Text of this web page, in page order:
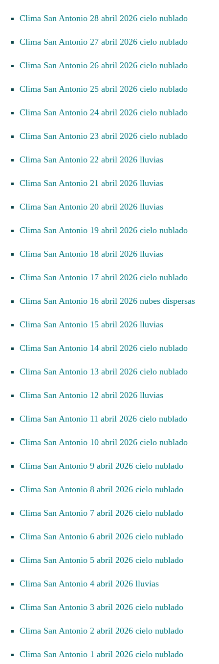
Clima San Antonio 28 abril 2026 cielo nublado
Clima San Antonio 27 abril 2026 cielo nublado
Clima San Antonio 26 abril 2026 cielo nublado
Clima San Antonio 25 abril 2026 cielo nublado
Clima San Antonio 24 abril 2026 cielo nublado
Clima San Antonio 23 abril 2026 cielo nublado
Clima San Antonio 22 abril 2026 lluvias
Clima San Antonio 21 abril 2026 lluvias
Clima San Antonio 20 abril 2026 lluvias
Clima San Antonio 19 abril 2026 cielo nublado
Clima San Antonio 18 abril 2026 lluvias
Clima San Antonio 17 abril 2026 cielo nublado
Clima San Antonio 16 abril 2026 nubes dispersas
Clima San Antonio 15 abril 2026 lluvias
Clima San Antonio 14 abril 2026 cielo nublado
Clima San Antonio 13 abril 2026 cielo nublado
Clima San Antonio 12 abril 2026 lluvias
Clima San Antonio 11 abril 2026 cielo nublado
Clima San Antonio 10 abril 2026 cielo nublado
Clima San Antonio 9 abril 2026 cielo nublado
Clima San Antonio 8 abril 2026 cielo nublado
Clima San Antonio 7 abril 2026 cielo nublado
Clima San Antonio 6 abril 2026 cielo nublado
Clima San Antonio 5 abril 2026 cielo nublado
Clima San Antonio 4 abril 2026 lluvias
Clima San Antonio 3 abril 2026 cielo nublado
Clima San Antonio 2 abril 2026 cielo nublado
Clima San Antonio 1 abril 2026 cielo nublado